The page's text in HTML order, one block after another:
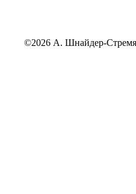
©2026 А. Шнайдер-